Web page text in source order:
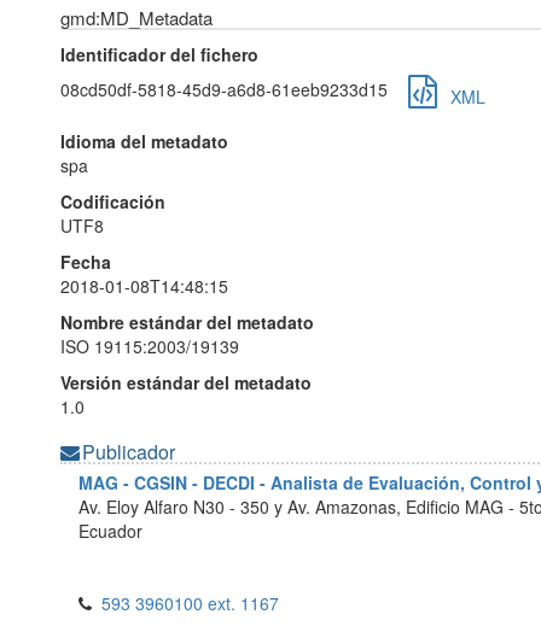
gmd:MD_Metadata
Identificador del fichero
08cd50df-5818-45d9-a6d8-61eeb9233d15
XML
Idioma del metadato
spa
Codificación
UTF8
Fecha
2018-01-08T14:48:15
Nombre estándar del metadato
ISO 19115:2003/19139
Versión estándar del metadato
1.0
Publicador
MAG - CGSIN - DECDI - Analista de Evaluación,
Av. Eloy Alfaro N30 - 350 y Av. Amazonas, Edificio MAG -
Ecuador
593 3960100 ext. 1167